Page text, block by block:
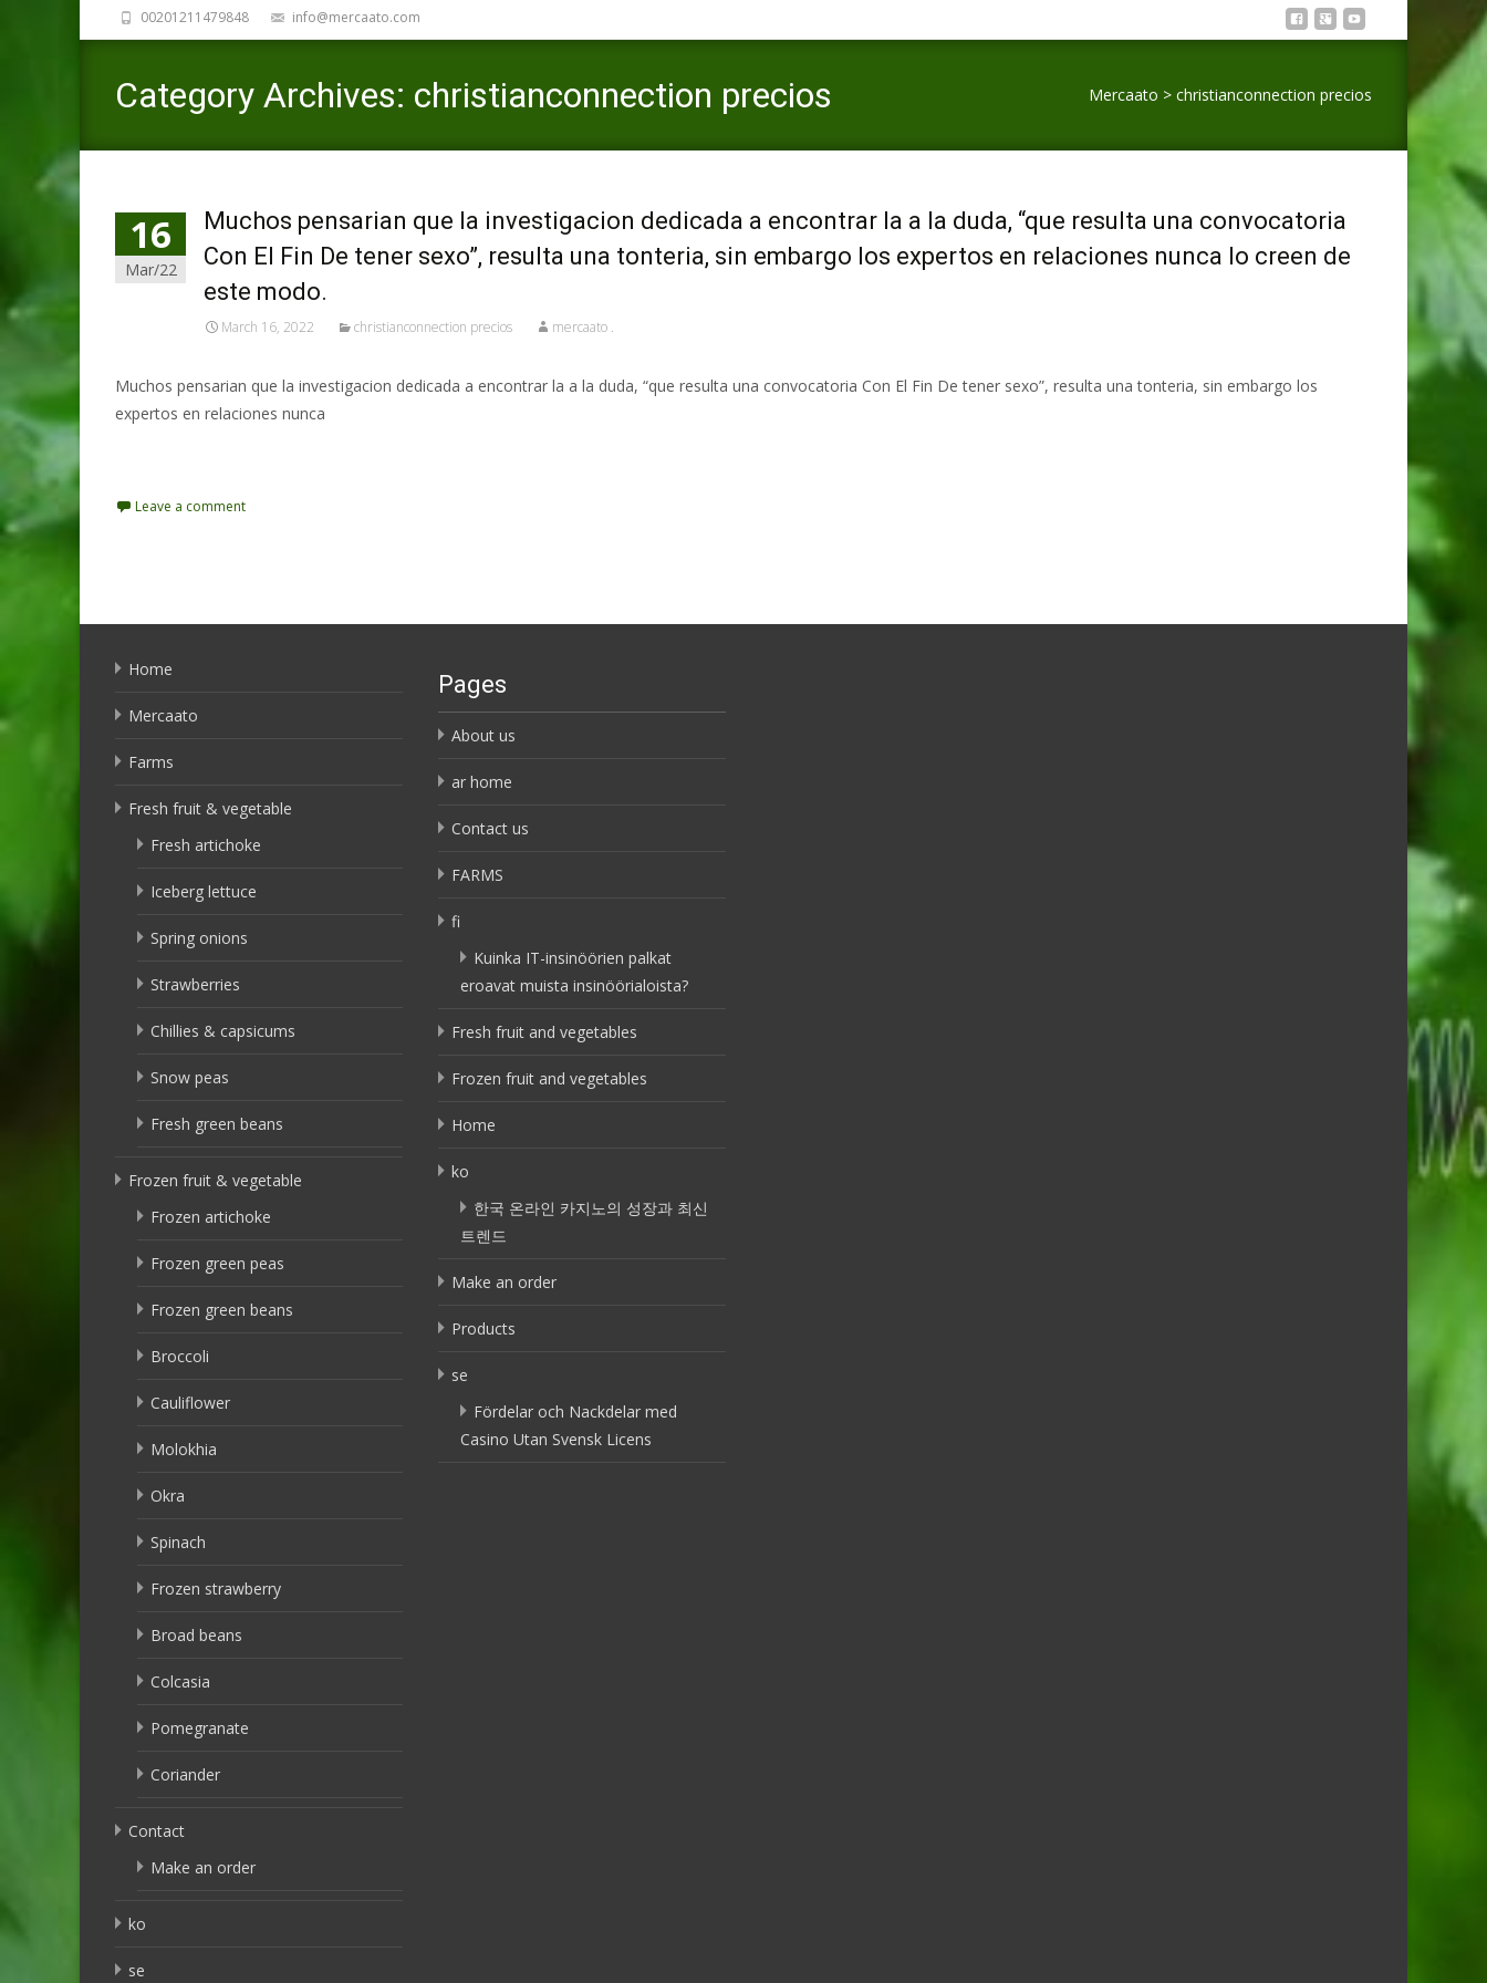
00201211479848 info@mercaato.com
Category Archives: christianconnection precios Mercaato > christianconnection precios
16
Mar/22
Muchos pensarian que la investigacion dedicada a encontrar la a la duda, “que resulta una convocatoria
Con El Fin De tener sexo”, resulta una tonteria, sin embargo los expertos en relaciones nunca lo creen de
este modo.
March 16, 2022 christianconnection precios mercaato .
Muchos pensarian que la investigacion dedicada a encontrar la a la duda, “que resulta una convocatoria Con El Fin De tener sexo”, resulta una tonteria, sin embargo los
expertos en relaciones nunca
Leave a comment
Home
Mercaato
Farms
Fresh fruit & vegetable
Fresh artichoke
Iceberg lettuce
Spring onions
Strawberries
Chillies & capsicums
Snow peas
Fresh green beans
Frozen fruit & vegetable
Frozen artichoke
Frozen green peas
Frozen green beans
Broccoli
Cauliflower
Molokhia
Okra
Spinach
Frozen strawberry
Broad beans
Colcasia
Pomegranate
Coriander
Contact
Make an order
ko
se
Pages
About us
ar home
Contact us
FARMS
fi
Kuinka IT-insinöörien palkat
eroavat muista insinöörialoista?
Fresh fruit and vegetables
Frozen fruit and vegetables
Home
ko
한국 온라인 카지노의 성장과 최신
트렌드
Make an order
Products
se
Fördelar och Nackdelar med
Casino Utan Svensk Licens